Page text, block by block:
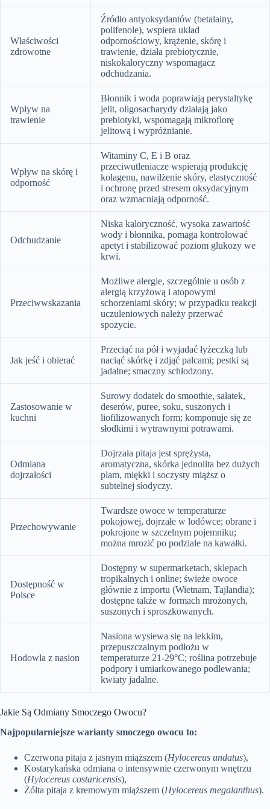
Właściwości
zdrowotne
Źródło antyoksydantów (betalainy,
polifenole), wspiera układ
odpornościowy, krążenie, skórę i
trawienie, działa prebiotycznie,
niskokaloryczny wspomagacz
odchudzania.
Wpływ na
trawienie
Błonnik i woda poprawiają perystaltykę
jelit, oligosacharydy działają jako
prebiotyki, wspomagają mikroflorę
jelitową i wypróżnianie.
Wpływ na skórę i
odporność
Witaminy C, E i B oraz
przeciwutleniacze wspierają produkcję
kolagenu, nawilżenie skóry, elastyczność
i ochronę przed stresem oksydacyjnym
oraz wzmacniają odporność.
Odchudzanie
Niska kaloryczność, wysoka zawartość
wody i błonnika, pomaga kontrolować
apetyt i stabilizować poziom glukozy we
krwi.
Przeciwwskazania
Możliwe alergie, szczególnie u osób z
alergią krzyżową i atopowymi
schorzeniami skóry; w przypadku reakcji
uczuleniowych należy przerwać
spożycie.
Jak jeść i obierać
Przeciąć na pół i wyjadać łyżeczką lub
naciąć skórkę i zdjąć palcami; pestki są
jadalne; smaczny schłodzony.
Zastosowanie w
kuchni
Surowy dodatek do smoothie, sałatek,
deserów, puree, soku, suszonych i
liofilizowanych form; komponuje się ze
słodkimi i wytrawnymi potrawami.
Odmiana
dojrzałości
Dojrzała pitaja jest sprężysta,
aromatyczna, skórka jednolita bez dużych
plam, miękki i soczysty miąższ o
subtelnej słodyczy.
Przechowywanie
Twardsze owoce w temperaturze
pokojowej, dojrzałe w lodówce; obrane i
pokrojone w szczelnym pojemniku;
można mrozić po podziale na kawałki.
Dostępność w
Polsce
Dostępny w supermarketach, sklepach
tropikalnych i online; świeże owoce
głównie z importu (Wietnam, Tajlandia);
dostępne także w formach mrożonych,
suszonych i sproszkowanych.
Hodowla z nasion
Nasiona wysiewa się na lekkim,
przepuszczalnym podłożu w
temperaturze 21-29°C; roślina potrzebuje
podpory i umiarkowanego podlewania;
kwiaty jadalne.
Jakie Są Odmiany Smoczego Owocu?
Najpopularniejsze warianty smoczego owocu to:
Czerwona pitaja z jasnym miąższem (Hylocereus undatus),
Kostarykańska odmiana o intensywnie czerwonym wnętrzu
(Hylocereus costaricensis),
Żółta pitaja z kremowym miąższem (Hylocereus megalanthus).